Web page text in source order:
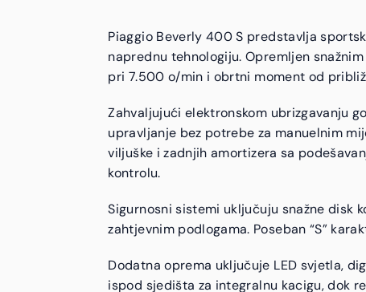
Piaggio Beverly 400 S predstavlja
naprednu tehnologiju. Opremljen
pri 7.500 o/min i obrtni moment od
Zahvaljujući elektronskom ubrizgavanju
upravljanje bez potrebe za manuelnim
viljuške i zadnjih amortizera sa
kontrolu.
Sigurnosni sistemi uključuju snažne disk
zahtjevnim podlogama. Poseban “S”
Dodatna oprema uključuje LED svjetla,
ispod sjedišta za integralnu kacigu, dok